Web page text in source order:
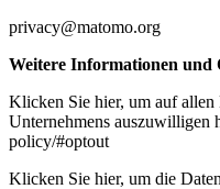
privacy@matomo.org
Weitere Informationen und
Klicken Sie hier, um auf allen
Unternehmens auszuwilligen
policy/#optout
Klicken Sie hier, um die